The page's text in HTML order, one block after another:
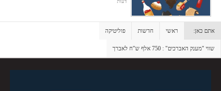
דעות
אתם כאן: ראשי חדשות פוליטיקה
שווי "מענק האברכים" : 750 אלף ש"ח לאברך